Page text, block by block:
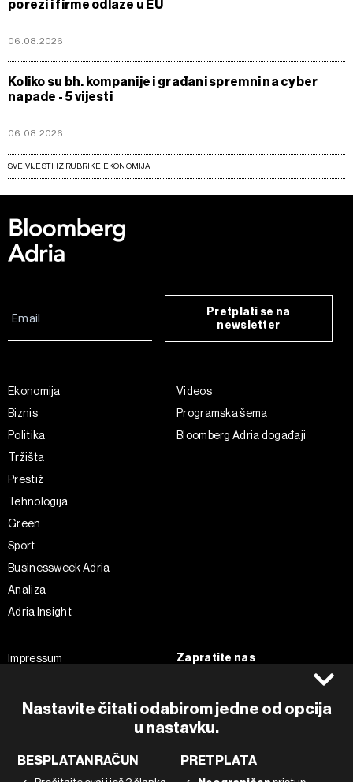
porezi i firme odlaze u EU
06.08.2026
Koliko su bh. kompanije i građani spremni na cyber
napade - 5 vijesti
06.08.2026
SVE VIJESTI IZ RUBRIKE EKONOMIJA
Nastavite čitati odabirom jedne od opcija
u nastavku.
BESPLATAN RAČUN PRETPLATA
Pretplati se na
newsletter
Ekonomija
Biznis
Politika
Tržišta
Prestiž
Tehnologija
Green
Sport
Businessweek Adria
Analiza
Adria Insight
Videos
Programska šema
Bloomberg Adria događaji
Impressum
Pravila privatnosti
Korištenje umjetne inteligencije
Zapratite nas
Instagram
Twitter
Tiktok